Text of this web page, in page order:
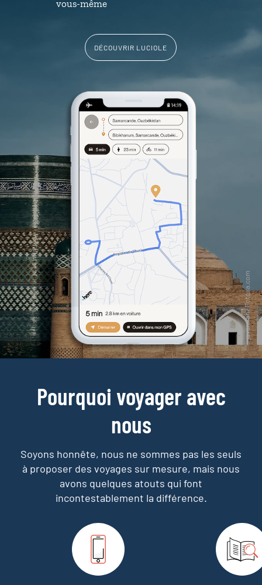
vous-même
DÉCOUVRIR LUCIOLE
Pourquoi voyager avec
nous
Soyons honnête, nous ne sommes pas les seuls
à proposer des voyages sur mesure, mais nous
avons quelques atouts qui font
incontestablement la différence.